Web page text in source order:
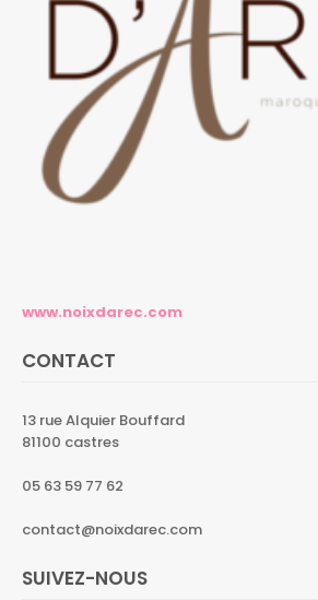
www.noixdarec.com
CONTACT
13 rue Alquier Bouffard
81100 castres
05 63 59 77 62
contact@noixdarec.com
SUIVEZ-NOUS